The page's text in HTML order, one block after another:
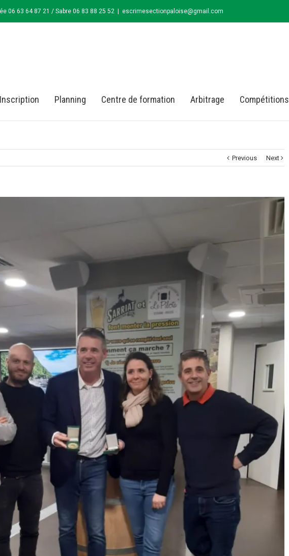
06 63 64 87 21 / Sabre 06 83 88 25 52 escrimesectionpaloise@gmail.com
Inscription Planning Centre de formation Arbitrage Compétitions
Previous Next